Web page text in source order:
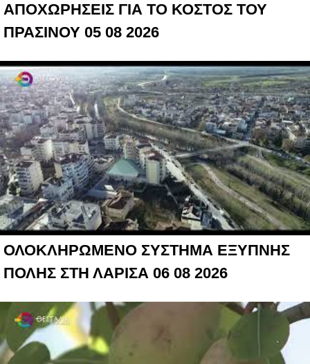
ΑΠΟΧΩΡΗΣΕΙΣ ΓΙΑ ΤΟ ΚΟΣΤΟΣ ΤΟΥ
ΠΡΑΣΙΝΟΥ 05 08 2026
ΟΛΟΚΛΗΡΩΜΕΝΟ ΣΥΣΤΗΜΑ ΕΞΥΠΝΗΣ
ΠΟΛΗΣ ΣΤΗ ΛΑΡΙΣΑ 06 08 2026